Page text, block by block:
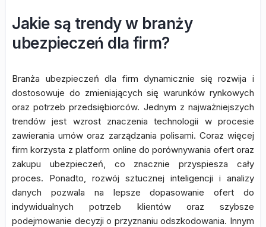
Jakie są trendy w branży
ubezpieczeń dla firm?
Branża ubezpieczeń dla firm dynamicznie się rozwija i
dostosowuje do zmieniających się warunków rynkowych
oraz potrzeb przedsiębiorców. Jednym z najważniejszych
trendów jest wzrost znaczenia technologii w procesie
zawierania umów oraz zarządzania polisami. Coraz więcej
firm korzysta z platform online do porównywania ofert oraz
zakupu ubezpieczeń, co znacznie przyspiesza cały
proces. Ponadto, rozwój sztucznej inteligencji i analizy
danych pozwala na lepsze dopasowanie ofert do
indywidualnych potrzeb klientów oraz szybsze
podejmowanie decyzji o przyznaniu odszkodowania. Innym